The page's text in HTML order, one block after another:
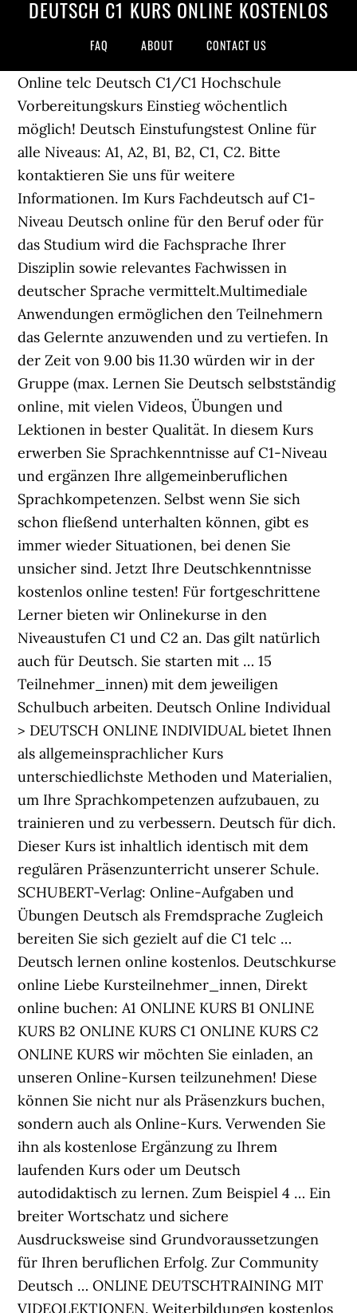
DEUTSCH C1 KURS ONLINE KOSTENLOS
FAQ ABOUT CONTACT US
Online telc Deutsch C1/C1 Hochschule
Vorbereitungskurs Einstieg wöchentlich
möglich! Deutsch Einstufungstest Online für
alle Niveaus: A1, A2, B1, B2, C1, C2. Bitte
kontaktieren Sie uns für weitere
Informationen. Im Kurs Fachdeutsch auf C1-
Niveau Deutsch online für den Beruf oder für
das Studium wird die Fachsprache Ihrer
Disziplin sowie relevantes Fachwissen in
deutscher Sprache vermittelt.Multimediale
Anwendungen ermöglichen den Teilnehmern
das Gelernte anzuwenden und zu vertiefen. In
der Zeit von 9.00 bis 11.30 würden wir in der
Gruppe (max. Lernen Sie Deutsch selbstständig
online, mit vielen Videos, Übungen und
Lektionen in bester Qualität. In diesem Kurs
erwerben Sie Sprachkenntnisse auf C1-Niveau
und ergänzen Ihre allgemeinberuflichen
Sprachkompetenzen. Selbst wenn Sie sich
schon fließend unterhalten können, gibt es
immer wieder Situationen, bei denen Sie
unsicher sind. Jetzt Ihre Deutschkenntnisse
kostenlos online testen! Für fortgeschrittene
Lerner bieten wir Onlinekurse in den
Niveaustufen C1 und C2 an. Das gilt natürlich
auch für Deutsch. Sie starten mit … 15
Teilnehmer_innen) mit dem jeweiligen
Schulbuch arbeiten. Deutsch Online Individual
> DEUTSCH ONLINE INDIVIDUAL bietet Ihnen
als allgemeinsprachlicher Kurs
unterschiedlichste Methoden und Materialien,
um Ihre Sprachkompetenzen aufzubauen, zu
trainieren und zu verbessern. Deutsch für dich.
Dieser Kurs ist inhaltlich identisch mit dem
regulären Präsenzunterricht unserer Schule.
SCHUBERT-Verlag: Online-Aufgaben und
Übungen Deutsch als Fremdsprache Zugleich
bereiten Sie sich gezielt auf die C1 telc …
Deutsch lernen online kostenlos. Deutschkurse
online Liebe Kursteilnehmer_innen, Direkt
online buchen: A1 ONLINE KURS B1 ONLINE
KURS B2 ONLINE KURS C1 ONLINE KURS C2
ONLINE KURS wir möchten Sie einladen, an
unseren Online-Kursen teilzunehmen! Diese
können Sie nicht nur als Präsenzkurs buchen,
sondern auch als Online-Kurs. Verwenden Sie
ihn als kostenlose Ergänzung zu Ihrem
laufenden Kurs oder um Deutsch
autodidaktisch zu lernen. Zum Beispiel 4 … Ein
breiter Wortschatz und sichere
Ausdrucksweise sind Grundvoraussetzungen
für Ihren beruflichen Erfolg. Zur Community
Deutsch … ONLINE DEUTSCHTRAINING MIT
VIDEOLEKTIONEN. Weiterbildungen kostenlos